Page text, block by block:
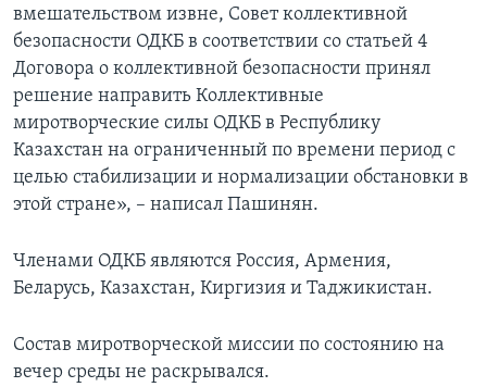
вмешательством извне, Совет коллективной
безопасности ОДКБ в соответствии со статьей 4
Договора о коллективной безопасности принял
решение направить Коллективные
миротворческие силы ОДКБ в Республику
Казахстан на ограниченный по времени период с
целью стабилизации и нормализации обстановки в
этой стране», – написал Пашинян.
Членами ОДКБ являются Россия, Армения,
Беларусь, Казахстан, Киргизия и Таджикистан.
Состав миротворческой миссии по состоянию на
вечер среды не раскрывался.